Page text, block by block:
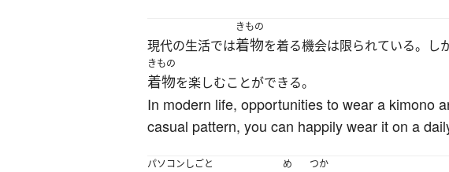
現代の生活では
きもの
着物を着る機会は限られている。しか
きもの
着物を楽しむことができる。
In modern life, opportunities to wear a kimono
casual pattern, you can happily wear it on a
パソコンしごと
め つか